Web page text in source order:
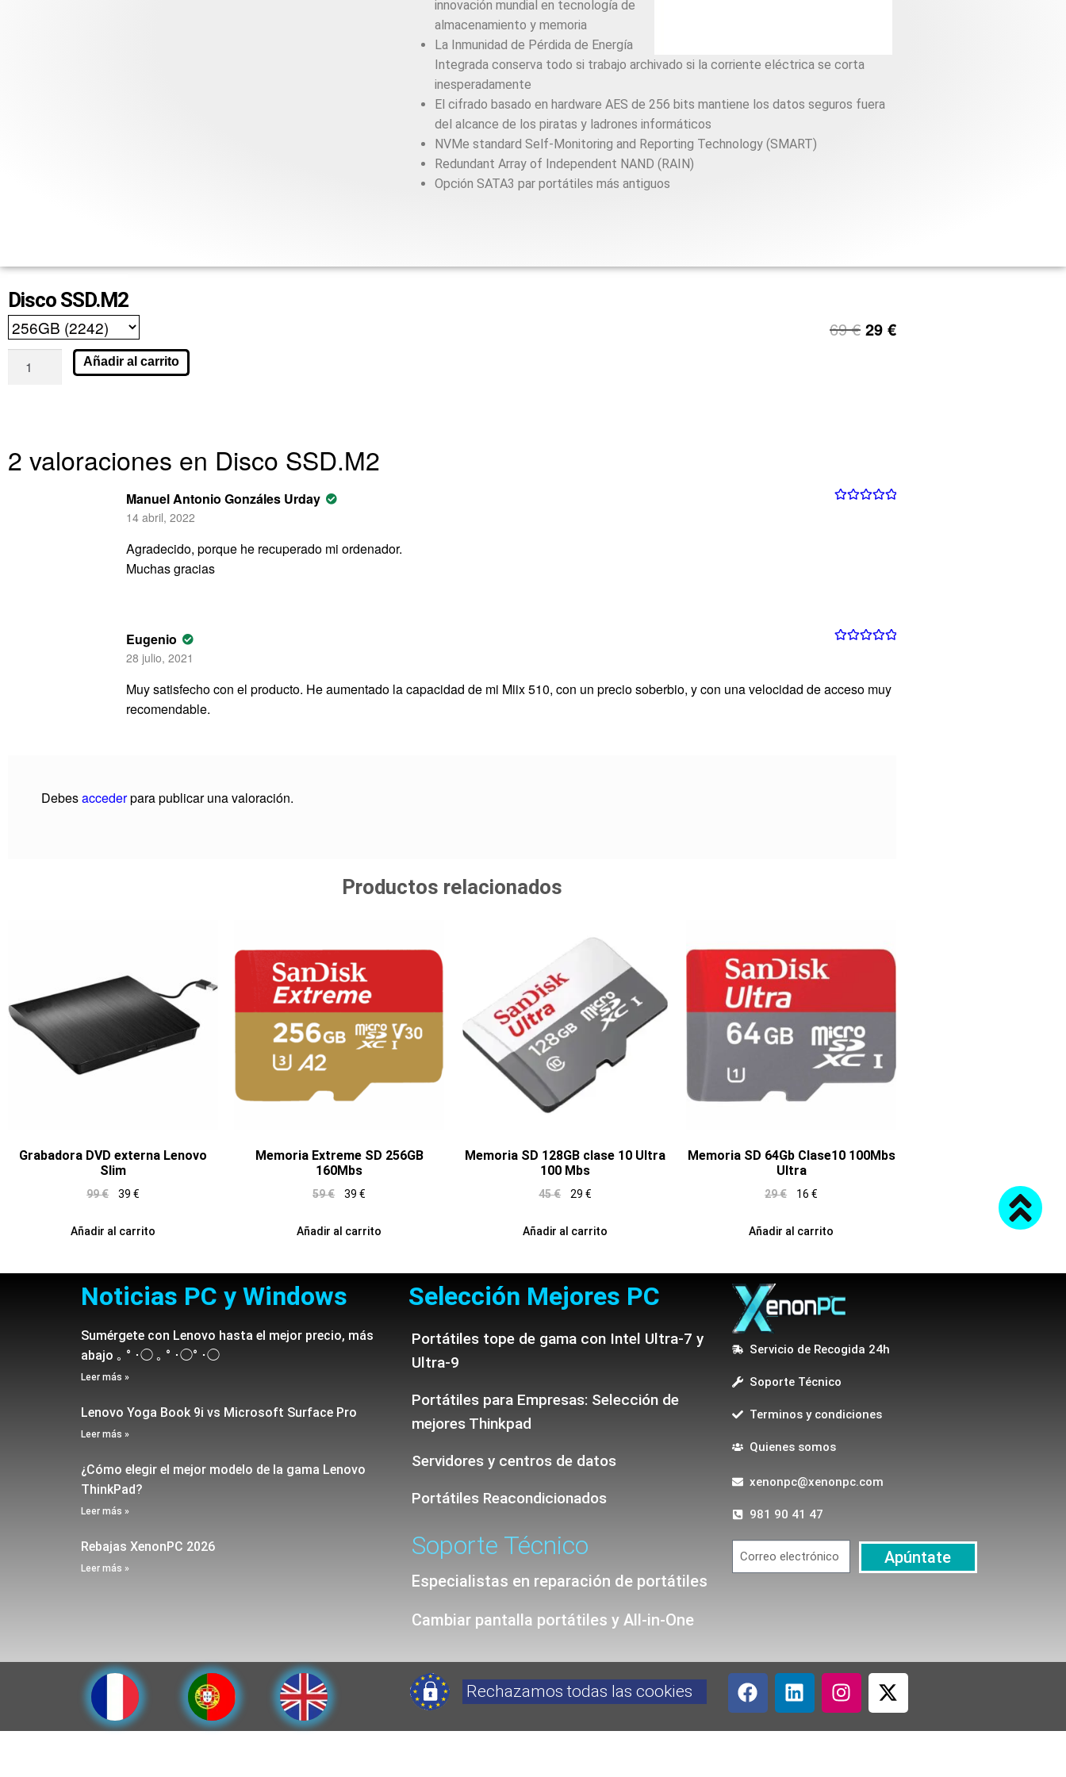
innovación mundial en tecnología de
almacenamiento y memoria
La Inmunidad de Pérdida de Energía
Integrada conserva todo si trabajo archivado si la corriente eléctrica se corta
inesperadamente
El cifrado basado en hardware AES de 256 bits mantiene los datos seguros fuera
del alcance de los piratas y ladrones informáticos
NVMe standard Self-Monitoring and Reporting Technology (SMART)
Redundant Array of Independent NAND (RAIN)
Opción SATA3 par portátiles más antiguos
Disco SSD.M2
69€ 29 €
Añadir al carrito
2 valoraciones en Disco SSD.M2
Manuel Antonio Gonzáles Urday
14 abril, 2022
Agradecido, porque he recuperado mi ordenador.
Muchas gracias
Eugenio
28 julio, 2021
Muy satisfecho con el producto. He aumentado la capacidad de mi Miix 510, con un precio soberbio, y con una velocidad de acceso muy
recomendable.
Debesaccederpara publicar una valoración.
Productos relacionados
Grabadora DVD externa Lenovo
Slim
99€ 39 €
Añadir al carrito
Memoria Extreme SD 256GB
160Mbs
59€ 39 €
Añadir al carrito
Memoria SD 128GB clase 10 Ultra
100 Mbs
45€ 29 €
Añadir al carrito
Memoria SD 64Gb Clase10 100Mbs
Ultra
29€ 16 €
Añadir al carrito
Noticias PC y Windows
Sumérgete con Lenovo hasta el mejor precio, más
abajo ｡ ° ･◯ ｡ ° ･◯° ･◯
Leer más »
Lenovo Yoga Book 9i vs Microsoft Surface Pro
Leer más »
¿Cómo elegir el mejor modelo de la gama Lenovo
ThinkPad?
Leer más »
Rebajas XenonPC 2026
Leer más »
Selección Mejores PC
Portátiles tope de gama con Intel Ultra-7 y
Ultra-9
Portátiles para Empresas: Selección de
mejores Thinkpad
Servidores y centros de datos
Portátiles Reacondicionados
Soporte Técnico
Especialistas en reparación de portátiles
Cambiar pantalla portátiles y All-in-One
Servicio de Recogida 24h
Soporte Técnico
Terminos y condiciones
Quienes somos
xenonpc@xenonpc.com
981 90 41 47
Apúntate
Rechazamos todas las cookies